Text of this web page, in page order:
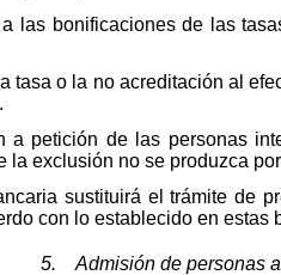
las bonificaciones de las
tasa o la no acreditación al
a petición de las personas
exclusión no se produzca
sustituirá el trámite de
con lo establecido en estas
5. Admisión de personas